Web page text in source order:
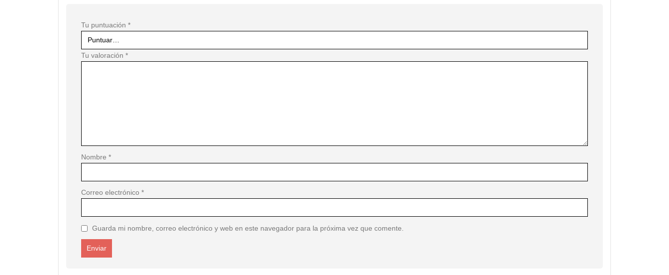
Tu puntuación *
Tu valoración *
Nombre *
Correo electrónico *
Guarda mi nombre, correo electrónico y web en este navegador para la próxima vez que comente.